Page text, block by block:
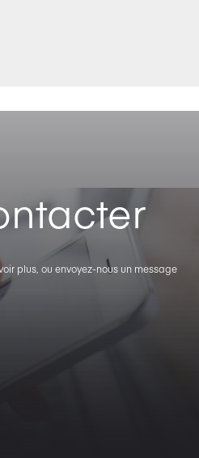
plus, ou envoyez-nous un message